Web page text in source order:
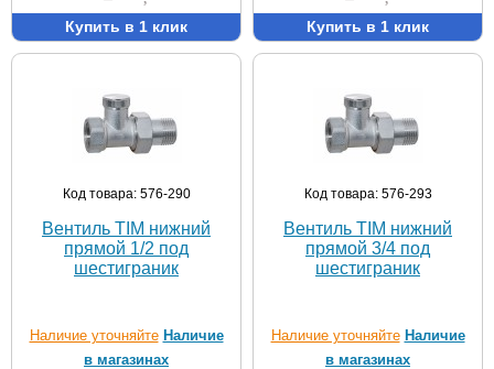
Купить в 1 клик Купить в 1 клик
Код товара: 576-290
Вентиль TIM нижний
прямой 1/2 под
шестиграник
Наличие уточняйте Наличие
в магазинах
Код товара: 576-293
Вентиль TIM нижний
прямой 3/4 под
шестиграник
Наличие уточняйте Наличие
в магазинах